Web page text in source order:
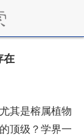
在
其是榕属植物
顶级？学界一